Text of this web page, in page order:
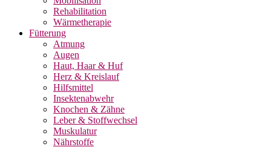
Rehabilitation
Wärmetherapie
Fütterung
Atmung
Augen
Haut, Haar & Huf
Herz & Kreislauf
Hilfsmittel
Insektenabwehr
Knochen & Zähne
Leber & Stoffwechsel
Muskulatur
Nährstoffe